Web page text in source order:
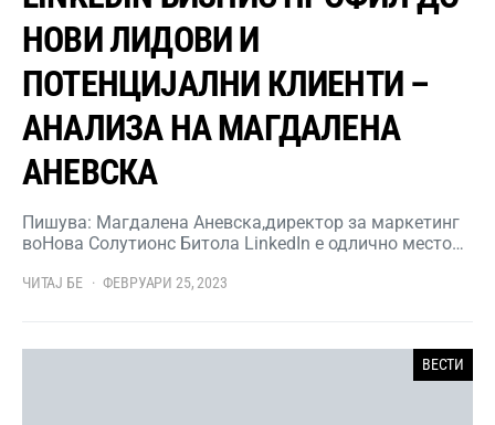
НОВИ ЛИДОВИ И
ПОТЕНЦИЈАЛНИ КЛИЕНТИ –
АНАЛИЗА НА МАГДАЛЕНА
АНЕВСКА
Пишува: Магдалена Аневска,директор за маркетинг
воНова Солутионс Битола LinkedIn е одлично место…
ЧИТАЈ БЕ ФЕВРУАРИ 25, 2023
ВЕСТИ